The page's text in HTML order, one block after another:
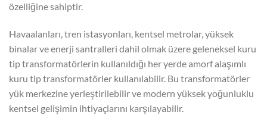
özelliğine sahiptir.
Havaalanları, tren istasyonları, kentsel metrolar, yüksek
binalar ve enerji santralleri dahil olmak üzere geleneksel kuru
tip transformatörlerin kullanıldığı her yerde amorf alaşımlı
kuru tip transformatörler kullanılabilir. Bu transformatörler
yük merkezine yerleştirilebilir ve modern yüksek yoğunluklu
kentsel gelişimin ihtiyaçlarını karşılayabilir.